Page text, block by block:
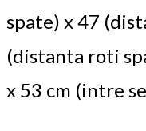
spate) x 47
(distanta roti
x 53 cm (intre